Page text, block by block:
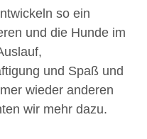
so ein
und die Hunde im
und Spaß und
wieder anderen
wir mehr dazu.